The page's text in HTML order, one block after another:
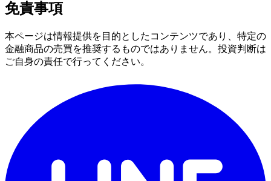
免責事項
本ページは情報提供を目的としたコンテンツであり、特定の
金融商品の売買を推奨するものではありません。投資判断は
ご自身の責任で行ってください。